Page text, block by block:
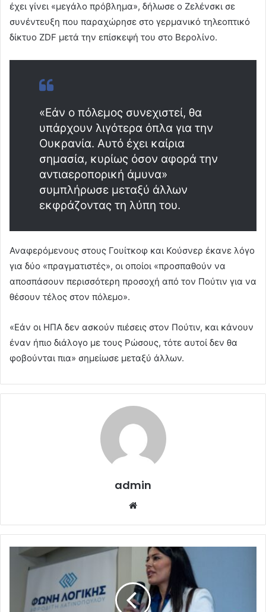
έχει γίνει «μεγάλο πρόβλημα», δήλωσε ο Ζελένσκι σε
συνέντευξη που παραχώρησε στο γερμανικό τηλεοπτικό
δίκτυο ZDF μετά την επίσκεψή του στο Βερολίνο.
«Εάν ο πόλεμος συνεχιστεί, θα
υπάρχουν λιγότερα όπλα για την
Ουκρανία. Αυτό έχει καίρια
σημασία, κυρίως όσον αφορά την
αντιαεροπορική άμυνα»
συμπλήρωσε μεταξύ άλλων
εκφράζοντας τη λύπη του.
Αναφερόμενους στους Γουίτκοφ και Κούσνερ έκανε λόγο
για δύο «πραγματιστές», οι οποίοι «προσπαθούν να
αποσπάσουν περισσότερη προσοχή από τον Πούτιν για να
θέσουν τέλος στον πόλεμο».
«Εάν οι ΗΠΑ δεν ασκούν πιέσεις στον Πούτιν, και κάνουν
έναν ήπιο διάλογο με τους Ρώσους, τότε αυτοί δεν θα
φοβούνται πια» σημείωσε μεταξύ άλλων.
admin